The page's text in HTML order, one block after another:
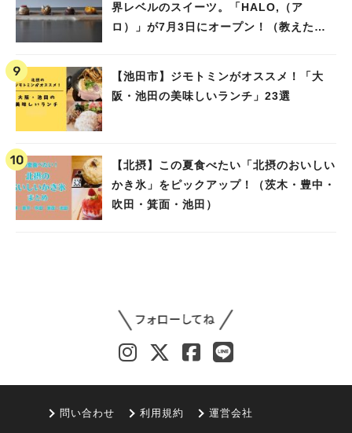
界レベルのスイーツ。「HALO,（ア
ロ）」が7月3日にオープン！（教えたい/
【池田市】ジモトミンがオススメ！「大
阪・池田の美味しいランチ」23選
【北摂】この夏食べたい「北摂のおいしい
かき氷」をピックアップ！（茨木・豊中・
吹田・箕面・池田）
問い合わせ 利用規約 運営会社